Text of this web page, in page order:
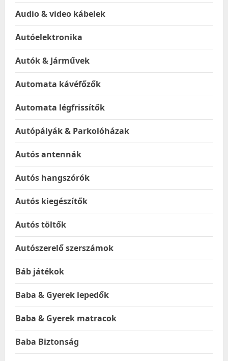
Audio & video kábelek
Autóelektronika
Autók & Járművek
Automata kávéfőzők
Automata légfrissítők
Autópályák & Parkolóházak
Autós antennák
Autós hangszórók
Autós kiegészítők
Autós töltők
Autószerelő szerszámok
Báb játékok
Baba & Gyerek lepedők
Baba & Gyerek matracok
Baba Biztonság